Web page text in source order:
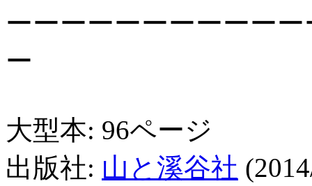
ーーーーーーーーーー
ー
大型本: 96ページ
出版社: 山と溪谷社